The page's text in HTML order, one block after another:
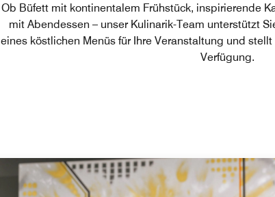
Ob Büfett mit kontinentalem Frühstück, inspirierende
mit Abendessen – unser Kulinarik-Team unterstützt
eines köstlichen Menüs für Ihre Veranstaltung und
Verfügung.